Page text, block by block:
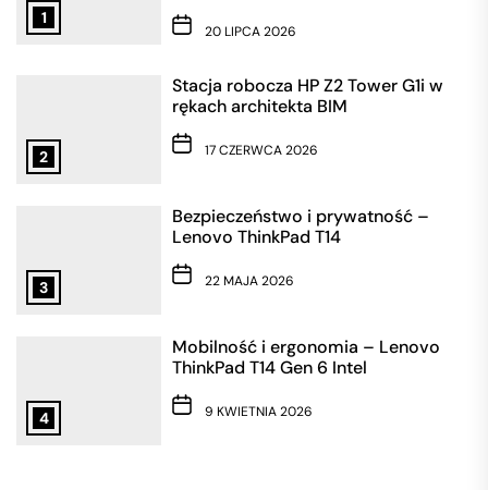
1
20 LIPCA 2026
2
Stacja robocza HP Z2 Tower G1i w
rękach architekta BIM
17 CZERWCA 2026
3
Bezpieczeństwo i prywatność –
Lenovo ThinkPad T14
22 MAJA 2026
4
Mobilność i ergonomia – Lenovo
ThinkPad T14 Gen 6 Intel
9 KWIETNIA 2026